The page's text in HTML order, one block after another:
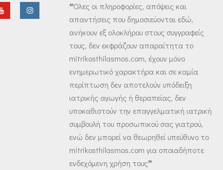
❝Όλες οι πληροφορίες, απόψεις και
απαντήσεις που δημοσιεύονται εδώ,
ανήκουν εξ ολοκλήρου στους συγγραφείς
τους, δεν εκφράζουν απαραίτητα το
mitrikosthilasmos.com, έχουν μόνο
ενημερωτικό χαρακτήρα και σε καμία
περίπτωση δεν αποτελούν υπόδειξη
ιατρικής αγωγής ή θεραπείας, δεν
υποκαθιστούν την επαγγελματική ιατρική
συμβουλή του προσωπικού σας γιατρού,
ενώ δεν μπορεί να θεωρηθεί υπεύθυνο το
mitrikosthilasmos.com για οποιαδήποτε
ενδεχόμενη χρήση τους❞